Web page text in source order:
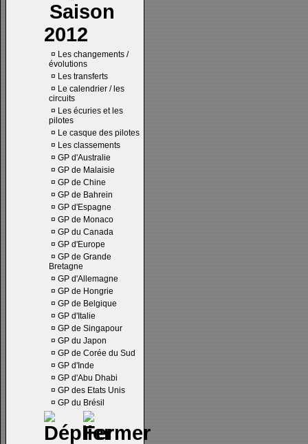
Saison
2012
¤ Les changements /
évolutions
¤ Les transferts
¤ Le calendrier / les
circuits
¤ Les écuries et les
pilotes
¤ Le casque des pilotes
¤ Les classements
¤ GP d'Australie
¤ GP de Malaisie
¤ GP de Chine
¤ GP de Bahrein
¤ GP d'Espagne
¤ GP de Monaco
¤ GP du Canada
¤ GP d'Europe
¤ GP de Grande
Bretagne
¤ GP d'Allemagne
¤ GP de Hongrie
¤ GP de Belgique
¤ GP d'Italie
¤ GP de Singapour
¤ GP du Japon
¤ GP de Corée du Sud
¤ GP d'Inde
¤ GP d'Abu Dhabi
¤ GP des Etats Unis
¤ GP du Brésil